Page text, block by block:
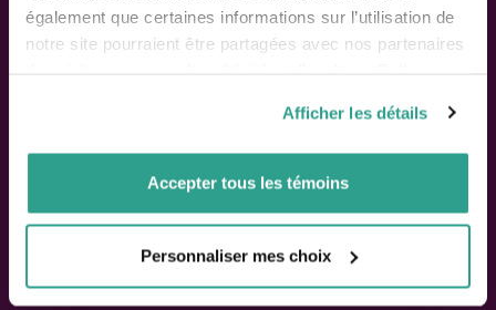
également que certaines informations sur l’utilisation de
notre site pourraient être partagées avec nos partenaires
vous leur auriez fournies ou qu’ils auraient collectées lors
de votre utilisation de leurs services.
Afficher les détails
Accepter tous les témoins
Personnaliser mes choix